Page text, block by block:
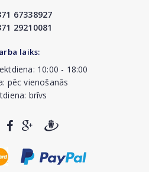
67338927
29210081
laiks:
10:00 - 18:00
pēc vienošanās
brīvs